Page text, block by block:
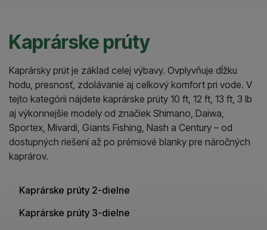
Kaprárske prúty
Kaprársky prút je základ celej výbavy. Ovplyvňuje dĺžku
hodu, presnosť, zdolávanie aj celkový komfort pri vode. V
tejto kategórii nájdete kaprárske prúty 10 ft, 12 ft, 13 ft, 3 lb
aj výkonnejšie modely od značiek Shimano, Daiwa,
Sportex, Mivardi, Giants Fishing, Nash a Century – od
dostupných riešení až po prémiové blanky pre náročných
kaprárov.
Kaprárske prúty 2-dielne
Kaprárske prúty 3-dielne